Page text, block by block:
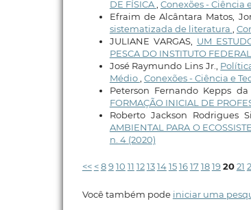
DE FÍSICA, Conexões - Ciência
Efraim de Alcântara Matos,
sistematizada de literatura ,
JULIANE VARGAS, UM
PESCA DO INSTITUTO
José Raymundo Lins Jr.,
Médio, Conexões - Ciência e
Peterson Fernando Kepps
FORMAÇÃO INICIAL DE
Roberto Jackson Rodrigues
AMBIENTAL PARA O
n. 4 (2020)
<< <8910 11 121314151617 18192021
Você também pode iniciar uma